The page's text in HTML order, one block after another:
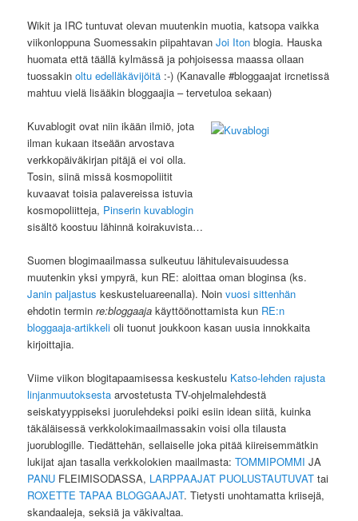
Wikit ja IRC tuntuvat olevan muutenkin muotia, katsopa vaikka
viikonloppuna Suomessakin piipahtavanJoi Iton blogia. Hauska
huomata että täällä kylmässä ja pohjoisessa maassa ollaan
tuossakinoltu edelläkävijöitä :-) (Kanavalle #bloggaajat ircnetissä
mahtuu vielä lisääkin bloggaajia – tervetuloa sekaan)
Kuvablogit ovat niin ikään ilmiö, jota
ilman kukaan itseään arvostava
verkkopäiväkirjan pitäjä ei voi olla.
Tosin, siinä missä kosmopoliitit
kuvaavat toisia palavereissa istuvia
kosmopoliitteja, Pinserin kuvablogin
sisältö koostuu lähinnä koirakuvista…
Suomen blogimaailmassa sulkeutuu lähitulevaisuudessa
muutenkin yksi ympyrä, kun RE: aloittaa oman bloginsa (ks.
Janin paljastus keskusteluareenalla). Noinvuosi sittenhän
ehdotin terminre:bloggaaja käyttöönottamista kun RE:n
bloggaaja-artikkeli oli tuonut joukkoon kasan uusia innokkaita
kirjoittajia.
Viime viikon blogitapaamisessa keskustelu Katso-lehden rajusta
linjanmuutoksesta arvostetusta TV-ohjelmalehdestä
seiskatyyppiseksi juorulehdeksi poiki esiin idean siitä, kuinka
täkäläisessä verkkolokimaailmassakin voisi olla tilausta
juorublogille. Tiedättehän, sellaiselle joka pitää kiireisemmätkin
lukijat ajan tasalla verkkolokien maailmasta:TOMMIPOMMI JA
PANU FLEIMISODASSA, LARPPAAJAT PUOLUSTAUTUVAT tai
ROXETTE TAPAA BLOGGAAJAT. Tietysti unohtamatta kriisejä,
skandaaleja, seksiä ja väkivaltaa.